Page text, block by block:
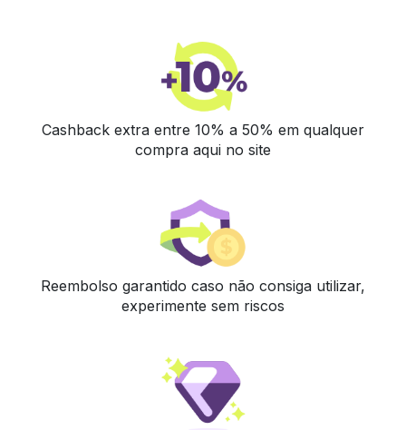
Cashback extra entre 10% a 50% em qualquer
compra aqui no site
Reembolso garantido caso não consiga utilizar,
experimente sem riscos